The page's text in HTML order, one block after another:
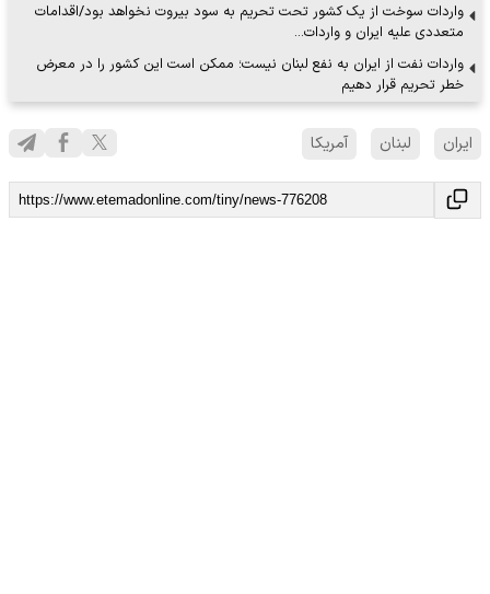
واردات سوخت از یک کشور تحت تحریم به سود بیروت نخواهد بود/اقدامات
متعددی علیه ایران و واردات…
واردات نفت از ایران به نفع لبنان نیست؛ ممکن است این کشور را در معرض
خطر تحریم قرار دهیم
ایران لبنان آمریکا